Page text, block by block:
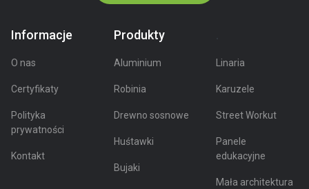
Informacje
O nas
Certyfikaty
Polityka
prywatności
Kontakt
Produkty
Aluminium
Robinia
Drewno sosnowe
Huśtawki
Bujaki
Linaria
Karuzele
Street Workut
Panele
edukacyjne
Mała architektura